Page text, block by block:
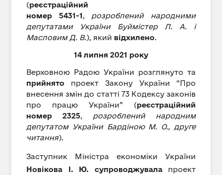
(реєстраційний
номер 5431-1, розроблений народними
депутатами України Буймістер Л. А. і
Масловим Д. В.), який відхилено.
14 липня 2021 року
Верховною Радою України розглянуто та
прийнято проект Закону України “Про
внесення змін до статті 73 Кодексу законів
про працю України” (реєстраційний
номер 2325, розроблений народним
депутатом України Бардіною М. О., друге
читання).
Заступник Міністра економіки України
Новікова І. Ю.
супроводжувала проект